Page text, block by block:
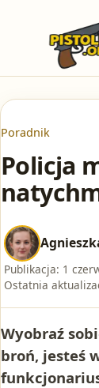
Poradnik
Policja
Publikacja: 1
Ostatnia
Wyobraź
broń, jesteś